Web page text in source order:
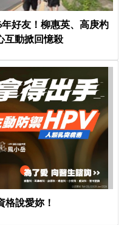
年好友！柳惠英、高庚杓
互動掀回憶殺
說愛妳！